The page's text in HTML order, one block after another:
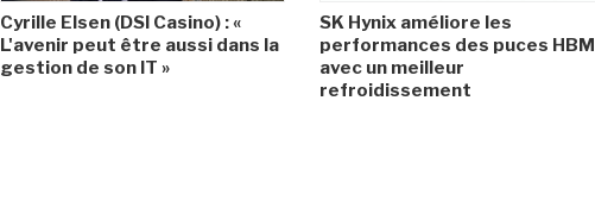
Cyrille Elsen (DSI Casino) : «
L'avenir peut être aussi dans la
gestion de son IT »
SK Hynix améliore les
performances des puces HBM
avec un meilleur
refroidissement